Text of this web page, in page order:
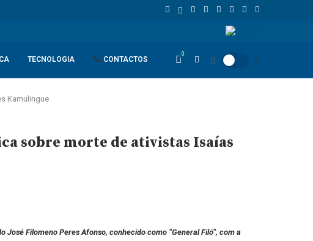
em Angola Espanha dá ultimato à Itália para suspender controlos
TECNOLOGIA CONTACTOS
0
Kamulingue
sobre morte de ativistas Isaías
Filomeno Peres Afonso, conhecido como “General Filó”, com a